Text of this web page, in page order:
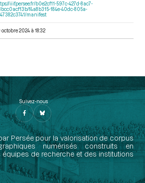
iiif.persee.fr/b0e2cf11-597c-427d-8ac7-
f4a8b315-184e-40dc-805a-
manifest
octobre 2024 à 18:32
Suivez-nous
Persée pour la valorisation de corpus
numérisés construits en
de recherche et des institutions